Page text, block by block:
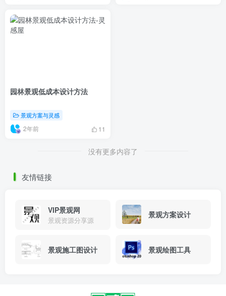
园林景观低成本设计方法
景观方案与灵感
2年前 11
没有更多内容了
友情链接
VIP景观网
景观资源分享源
景观方案设计
景观施工图设计 景观绘图工具